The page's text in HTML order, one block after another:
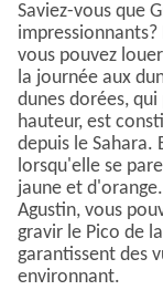
Saviez-vous que
impressionnants?
vous pouvez
la journée aux
dunes dorées,
hauteur, est
depuis le Sahara.
lorsqu'elle se
jaune et
Agustin, vous
gravir le Pico de
garantissent des
environnant.